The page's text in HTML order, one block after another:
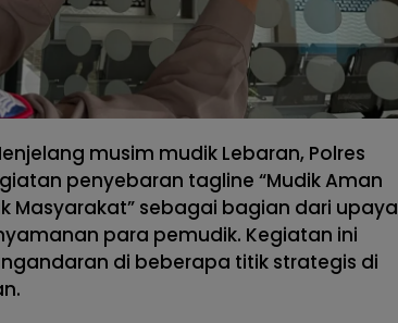
musim mudik Lebaran, Polres
penyebaran tagline “Mudik Aman
Masyarakat” sebagai bagian dari upaya
para pemudik. Kegiatan ini
di beberapa titik strategis di